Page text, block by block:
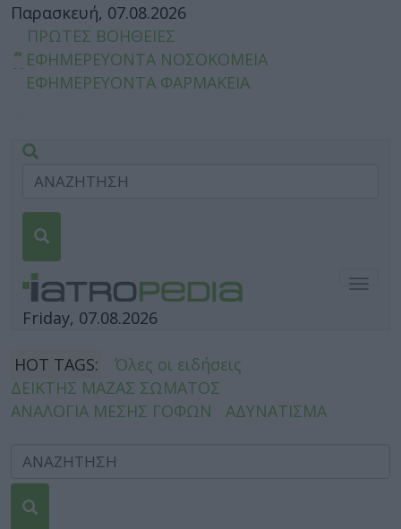
Παρασκευή, 07.08.2026
ΠΡΩΤΕΣ ΒΟΗΘΕΙΕΣ
ΕΦΗΜΕΡΕΥΟΝΤΑ ΝΟΣΟΚΟΜΕΙΑ
ΕΦΗΜΕΡΕΥΟΝΤΑ ΦΑΡΜΑΚΕΙΑ
Friday, 07.08.2026
HOT TAGS:
Όλες οι ειδήσεις
ΔΕΙΚΤΗΣ ΜΑΖΑΣ ΣΩΜΑΤΟΣ
ΑΝΑΛΟΓΙΑ ΜΕΣΗΣ ΓΟΦΩΝ
ΑΔΥΝΑΤΙΣΜΑ